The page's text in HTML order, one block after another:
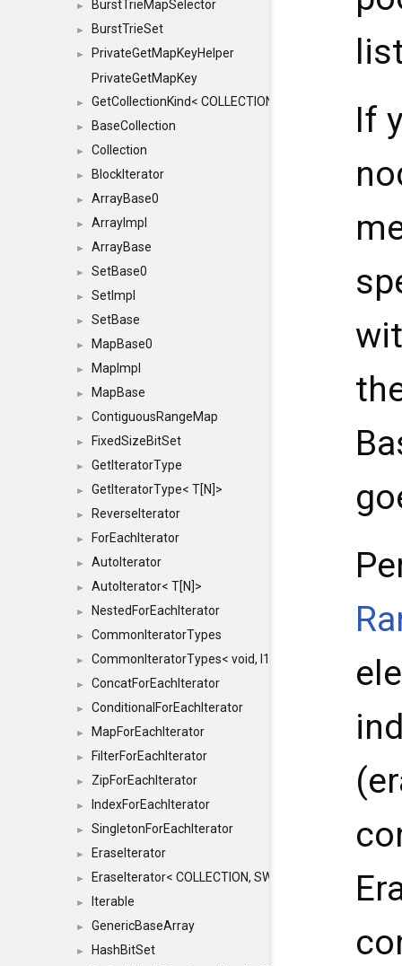
► BurstTrieMapSelector
► BurstTrieSet
►
PrivateGetMapKeyHelper
PrivateGetMapKey
► GetCollectionKind< COLLECTION, typename
► BaseCollection
► Collection
► BlockIterator
► ArrayBase0
► ArrayImpl
► ArrayBase
► SetBase0
► SetImpl
► SetBase
► MapBase0
► MapImpl
► MapBase
► ContiguousRangeMap
► FixedSizeBitSet
► GetIteratorType
► GetIteratorType< T[N]>
► ReverseIterator
► ForEachIterator
► AutoIterator
► AutoIterator< T[N]>
► NestedForEachIterator
► CommonIteratorTypes
► CommonIteratorTypes< void, I1, I2 >
► ConcatForEachIterator
► ConditionalForEachIterator
► MapForEachIterator
► FilterForEachIterator
► ZipForEachIterator
► IndexForEachIterator
► SingletonForEachIterator
► EraseIterator
► EraseIterator< COLLECTION, SWAP_ERASE, false >
► Iterable
► GenericBaseArray
► HashBitSet
If